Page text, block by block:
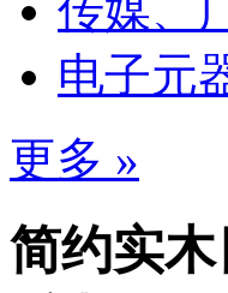
电子元
更多 »
简约实